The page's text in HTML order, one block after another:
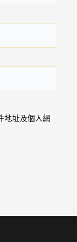
地址及個人網